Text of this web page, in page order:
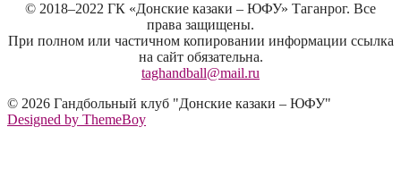
© 2018–2022 ГК «Донские казаки – ЮФУ» Таганрог. Все
права защищены.
При полном или частичном копировании информации ссылка
на сайт обязательна.
taghandball@mail.ru
© 2026 Гандбольный клуб "Донские казаки – ЮФУ"
Designed by ThemeBoy